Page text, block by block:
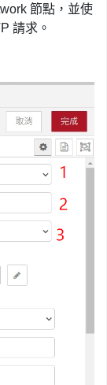
節點，並使
請求。